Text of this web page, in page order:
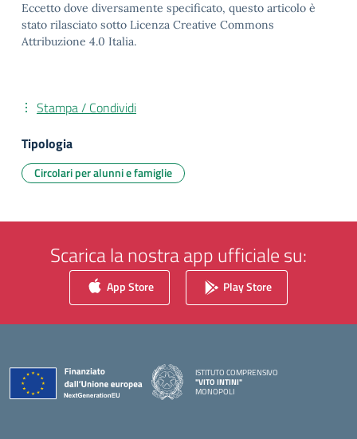
Eccetto dove diversamente specificato, questo articolo è
stato rilasciato sotto Licenza Creative Commons
Attribuzione 4.0 Italia.
Stampa / Condividi
Tipologia
Circolari per alunni e famiglie
Scarica la nostra app ufficiale su:
App Store Play Store
ISTITUTO COMPRENSIVO
"VITO INTINI"
MONOPOLI